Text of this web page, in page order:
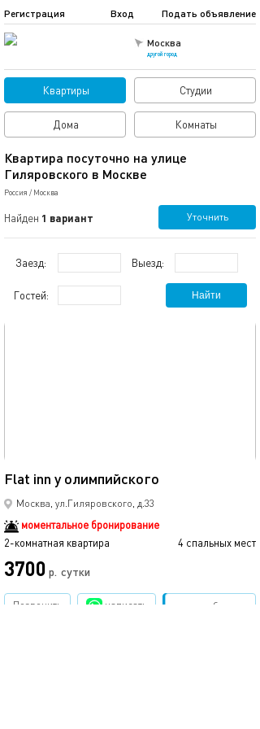
Москва
другой город
Подать объявление
Регистрация Вход
Квартиры Студии
Дома Комнаты
Квартира посуточно на улице
Гиляровского в Москве
Россия / Москва
Найден 1 вариант Уточнить
Заезд: Выезд:
Гостей: Найти
Flat inn у олимпийского
Москва, ул.Гиляровского, д.33
моментальное бронирование
2-комнатная квартира
4 спальных мест
3700 р. сутки
подробнее
Позвонить написать Забронировать